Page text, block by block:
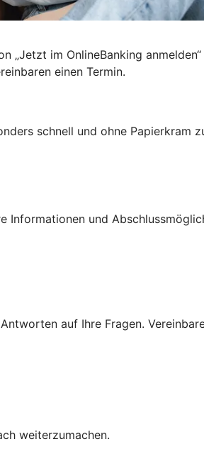
im OnlineBanking
einen Termin.
schnell und ohne Papierkram
und
auf Ihre Fragen.
weiterzumachen.